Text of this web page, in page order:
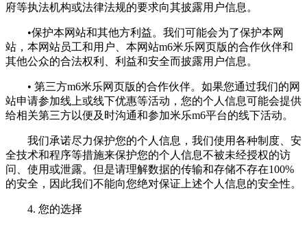
府等执法机构或法律法规的要求向其披露用户信息。
•保护本网站和其他方利益。我们可能会为了保护本网
站，本网站员工和用户、本网站m6米乐网页版的合作伙伴和
其他公众的合法权利、利益和安全而披露用户信息。
• 第三方m6米乐网页版的合作伙伴。如果您通过我们的网
站申请参加线上或线下优惠等活动，您的个人信息可能会提供
给相关第三方以便及时沟通和参加米乐m6平台的线下活动。
我们承诺尽力保护您的个人信息，我们使用各种制度、安
全技术和程序等措施来保护您的个人信息不被未经授权的访
问、使用或泄露。但是请理解数据的传输和存储不存在100%
的安全，因此我们不能向您绝对保证上述个人信息的安全性。
4. 您的选择